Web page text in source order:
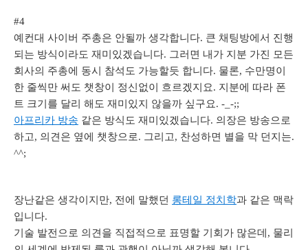
#4
예컨대 사이버 주총은 안될까 생각합니다. 큰 채팅방에서 진행
되는 방식이라도 재미있겠습니다. 그러면 내가 지분 가진 모든
회사의 주총에 동시 참석도 가능할듯 합니다. 물론, 수만명이
한 줄씩만 써도 챗창이 정신없이 흐르겠지요. 지분에 따라 폰
트 크기를 달리 해도 재미있지 않을까 싶구요. -_-;;
아프리카 방송 같은 방식도 재미있겠습니다. 의장은 방송으로
하고, 의견은 옆에 챗창으로. 그리고, 찬성하면 별을 막 던지는.
^^;
장난같은 생각이지만, 전에 말했던 롱테일 정치학과 같은 맥락
입니다.
기술 발전으로 의견을 직접적으로 표명할 기회가 많은데, 물리